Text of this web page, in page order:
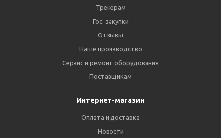
Тренерам
Гос. закупки
Отзывы
Наше производство
Сервис и ремонт оборудования
Поставщикам
Интернет-магазин
Оплата и доставка
Новости